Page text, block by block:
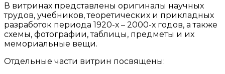
В витринах представлены оригиналы научных
трудов, учебников, теоретических и прикладных
разработок периода 1920-х – 2000-х годов, а также
схемы, фотографии, таблицы, предметы и их
мемориальные вещи.
Отдельные части витрин посвящены: